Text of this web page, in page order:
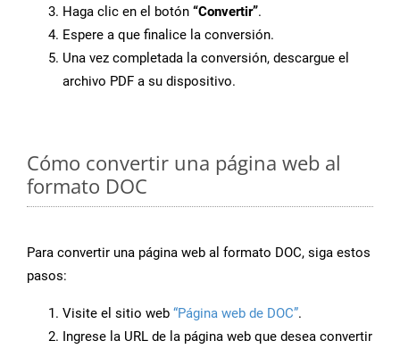
Haga clic en el botón “Convertir”.
Espere a que finalice la conversión.
Una vez completada la conversión, descargue el
archivo PDF a su dispositivo.
Cómo convertir una página web al
formato DOC
Para convertir una página web al formato DOC, siga estos
pasos:
Visite el sitio web “Página web de DOC”.
Ingrese la URL de la página web que desea convertir